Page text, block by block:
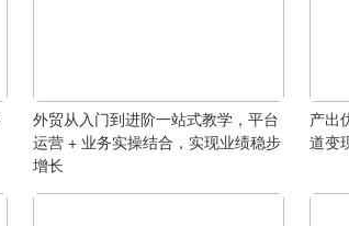
外贸从入门到进阶一站式教学，平台
运营 + 业务实操结合，实现业绩稳步
增长
产出
道变